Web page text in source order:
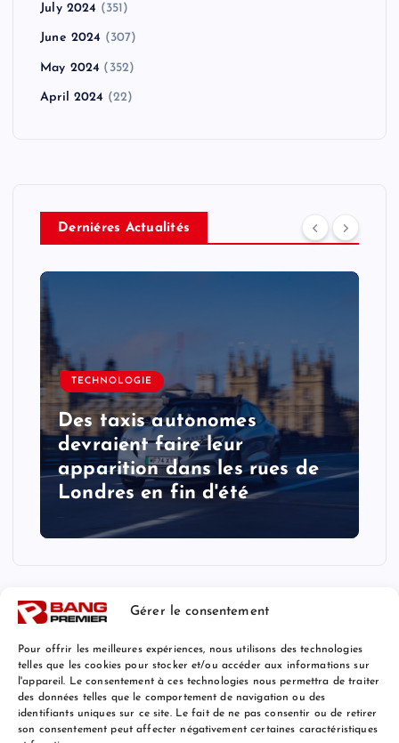
Gérer le consentement
Pour offrir les meilleures expériences, nous utilisons des technologies
telles que les cookies pour stocker et/ou accéder aux informations sur
l'appareil. Le consentement à ces technologies nous permettra de traiter
des données telles que le comportement de navigation ou des
identifiants uniques sur ce site. Le fait de ne pas consentir ou de retirer
son consentement peut affecter négativement certaines caractéristiques
July 2024 (351)
June 2024 (307)
May 2024 (352)
April 2024 (22)
Derniéres Actualités
TECHNOLOGIE
Des taxis autonomes
devraient faire leur
apparition dans les rues de
Londres en fin d'été
Mentions Légales